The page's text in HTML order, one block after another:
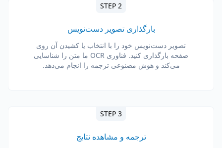
STEP 2
بارگذاری تصویر دست‌نویس
تصویر دست‌نویس خود را با انتخاب یا کشیدن آن روی
صفحه بارگذاری کنید. فناوری OCR ما متن را شناسایی
می‌کند و هوش مصنوعی ترجمه را انجام می‌دهد.
STEP 3
ترجمه و مشاهده نتایج